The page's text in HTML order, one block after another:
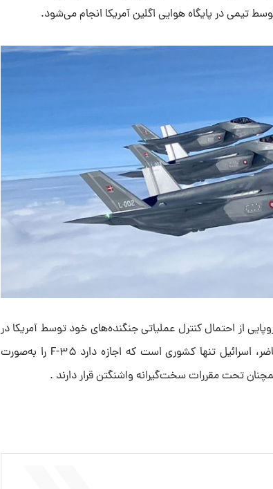
تیمی در پایگاه هوایی اگلین آمریکا انجام می‌شود.
از احتمال کنترل عملیاتی جنگنده‌های خود توسط آمریکا در
شرایط بحرانی ابراز نگرانی کنند. در حال حاضر، اسرائیل تنها کشوری است که اجازه دارد F-۳۵ را به‌صورت
تحت مقررات سخت‌گیرانه واشنگتن قرار دارند .